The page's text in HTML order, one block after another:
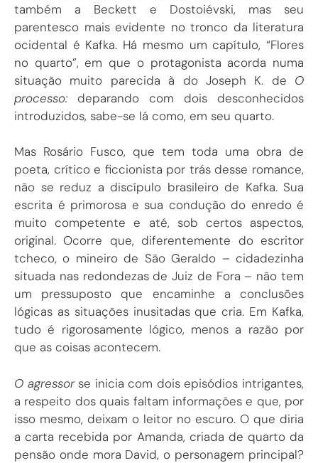
também a Beckett e Dostoiévski, mas seu
parentesco mais evidente no tronco da literatura
ocidental é Kafka. Há mesmo um capítulo, “Flores
no quarto”, em que o protagonista acorda numa
situação muito parecida à do Joseph K. de O
processo: deparando com dois desconhecidos
introduzidos, sabe-se lá como, em seu quarto.
Mas Rosário Fusco, que tem toda uma obra de
poeta, crítico e ficcionista por trás desse romance,
não se reduz a discípulo brasileiro de Kafka. Sua
escrita é primorosa e sua condução do enredo é
muito competente e até, sob certos aspectos,
original. Ocorre que, diferentemente do escritor
tcheco, o mineiro de São Geraldo – cidadezinha
situada nas redondezas de Juiz de Fora – não tem
um pressuposto que encaminhe a conclusões
lógicas as situações inusitadas que cria. Em Kafka,
tudo é rigorosamente lógico, menos a razão por
que as coisas acontecem.
O agressorse inicia com dois episódios intrigantes,
a respeito dos quais faltam informações e que, por
isso mesmo, deixam o leitor no escuro. O que diria
a carta recebida por Amanda, criada de quarto da
pensão onde mora David, o personagem principal?